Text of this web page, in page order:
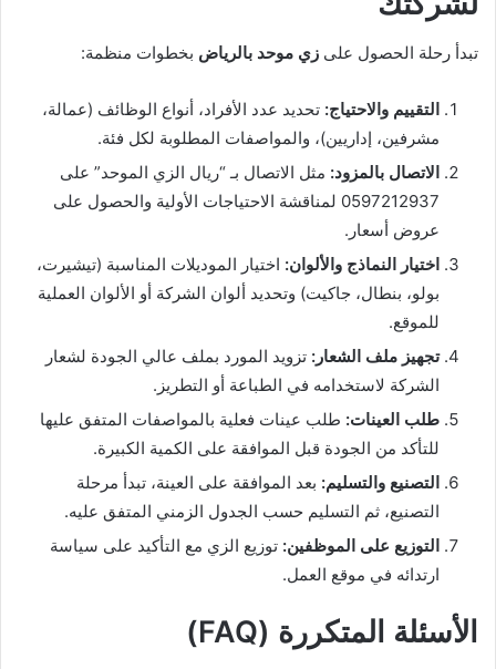
تبدأ رحلة الحصول على زي موحد بالرياض بخطوات منظمة:
التقييم والاحتياج: تحديد عدد الأفراد، أنواع الوظائف (عمالة،
مشرفين، إداريين)، والمواصفات المطلوبة لكل فئة.
الاتصال بالمزود: مثل الاتصال بـ “ريال الزي الموحد” على
0597212937 لمناقشة الاحتياجات الأولية والحصول على
عروض أسعار.
اختيار النماذج والألوان: اختيار الموديلات المناسبة (تيشيرت،
بولو، بنطال، جاكيت) وتحديد ألوان الشركة أو الألوان العملية
للموقع.
تجهيز ملف الشعار: تزويد المورد بملف عالي الجودة لشعار
الشركة لاستخدامه في الطباعة أو التطريز.
طلب العينات: طلب عينات فعلية بالمواصفات المتفق عليها
للتأكد من الجودة قبل الموافقة على الكمية الكبيرة.
التصنيع والتسليم: بعد الموافقة على العينة، تبدأ مرحلة
التصنيع، ثم التسليم حسب الجدول الزمني المتفق عليه.
التوزيع على الموظفين: توزيع الزي مع التأكيد على سياسة
ارتدائه في موقع العمل.
الأسئلة المتكررة (FAQ)